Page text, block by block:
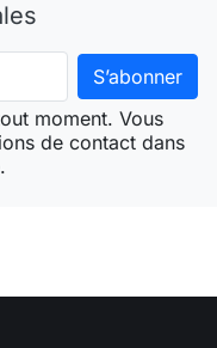
moment. Vous
de contact dans